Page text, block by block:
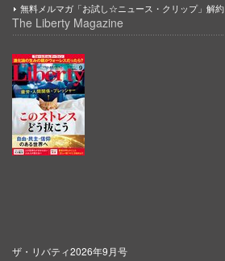
無料メルマガ「お試し☆ニュース・クリップ」解約
The Liberty Magazine
ザ・リバティ2026年9月号